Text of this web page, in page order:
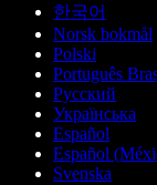
한국어
Norsk bokmål
Polski
Português
Русский
Українська
Español
Español
Svenska